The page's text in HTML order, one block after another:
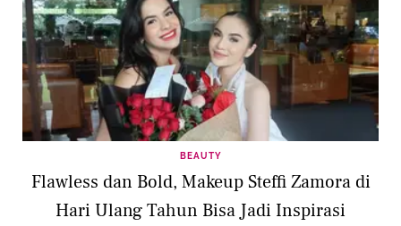
BEAUTY
Flawless dan Bold, Makeup Steffi Zamora di
Hari Ulang Tahun Bisa Jadi Inspirasi